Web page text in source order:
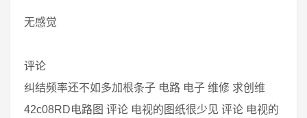
无感觉
评论
纠结频率还不如多加根条子 电路 电子 维修 求创维
42c08RD电路图 评论 电视的图纸很少见 评论 电视的